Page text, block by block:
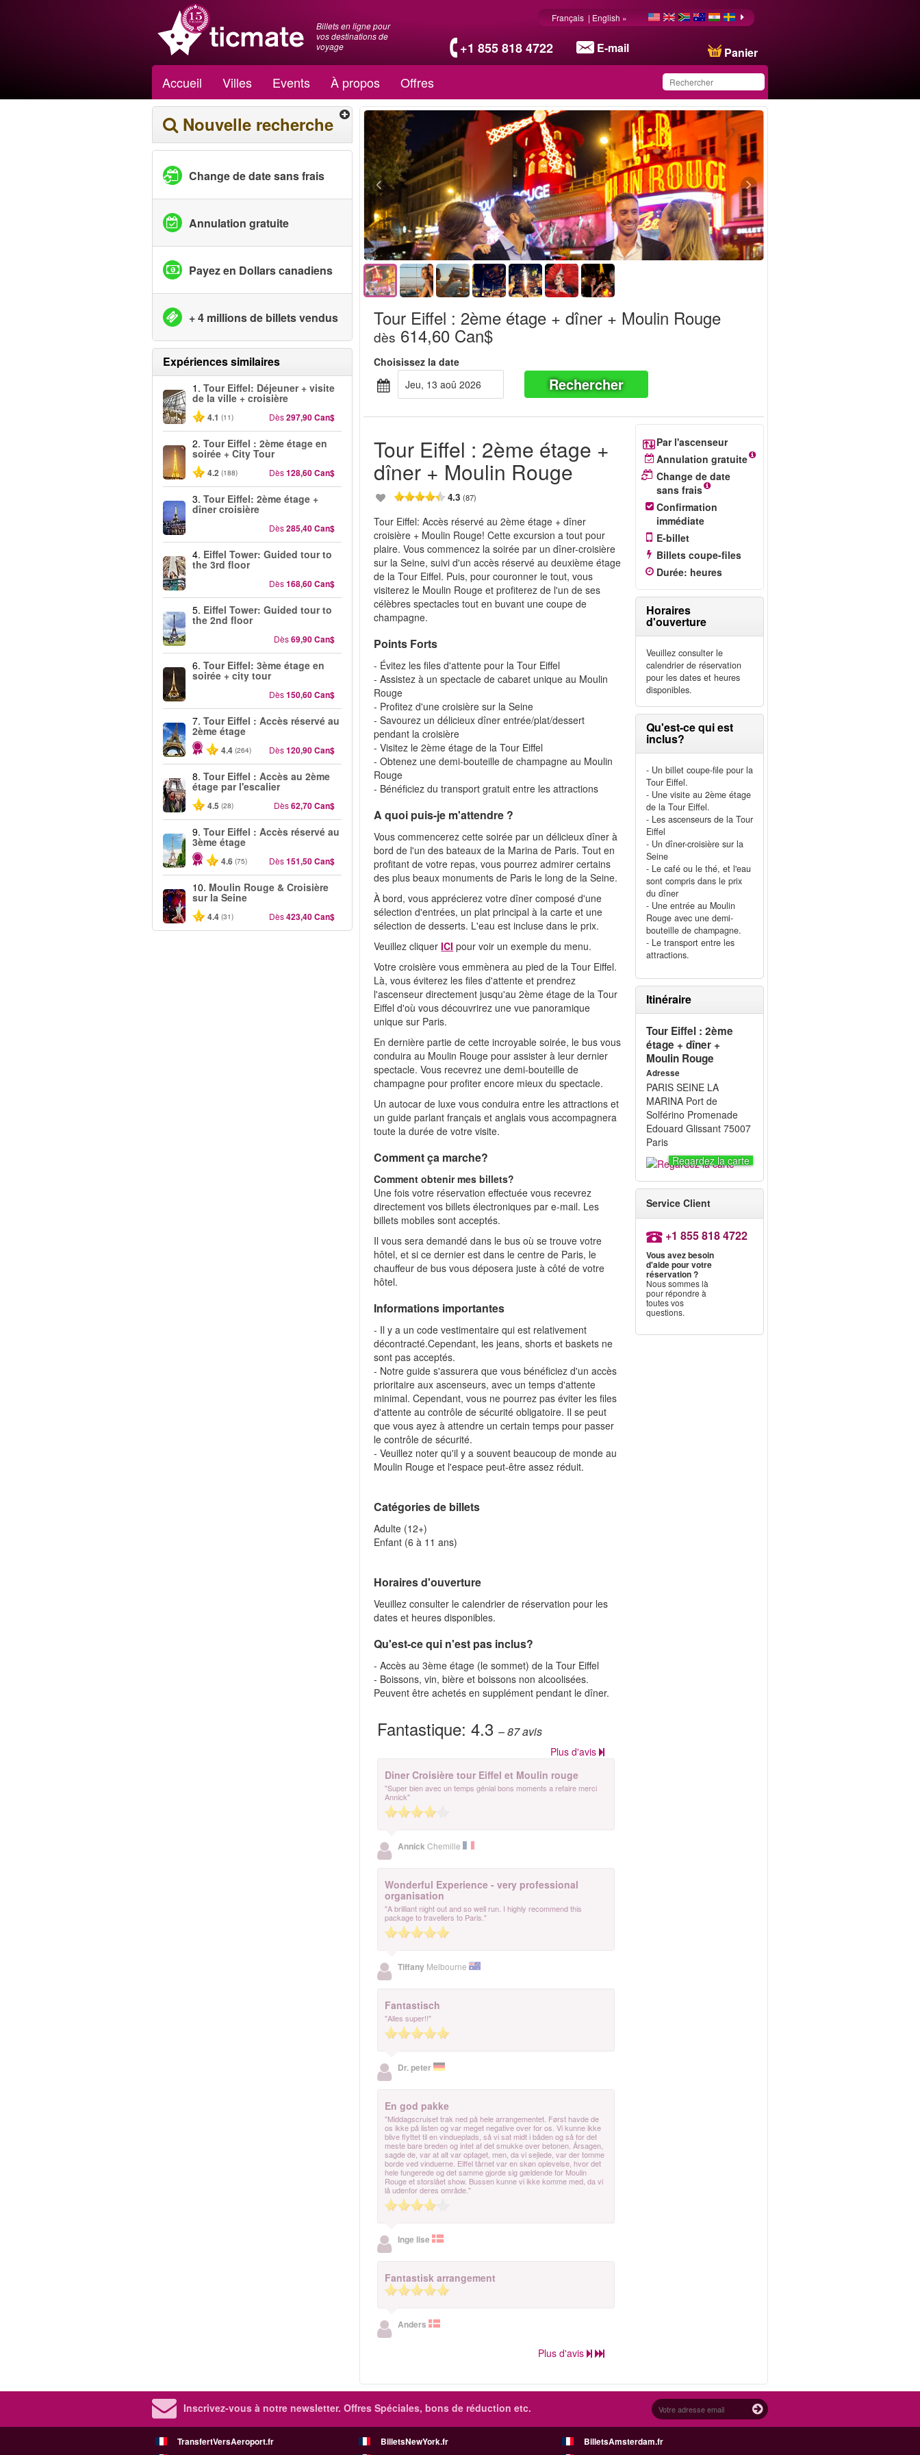
Billets en ligne pour
vos destinations de
voyage
+1 855 818 4722 E-mail Panier
Français | English »
Accueil Villes Events À propos Offres
Ce produit a été
sauvegardé dans votre
liste.
Nouvelle recherche
Change de date sans frais
Annulation gratuite
Payez en Dollars canadiens
+ 4 millions de billets vendus
Expériences similaires
1. Tour Eiffel: Déjeuner + visite
de la ville + croisière
4.1 (11) Dès297,90 Can$
2. Tour Eiffel : 2ème étage en
soirée + City Tour
4.2 (188) Dès128,60 Can$
3. Tour Eiffel: 2ème étage +
dîner croisière
Dès285,40 Can$
4. Eiffel Tower: Guided tour to
the 3rd floor
Dès168,60 Can$
5. Eiffel Tower: Guided tour to
the 2nd floor
Dès69,90 Can$
6. Tour Eiffel: 3ème étage en
soirée + city tour
Dès150,60 Can$
7. Tour Eiffel : Accès réservé au
2ème étage
4.4 (264) Dès120,90 Can$
8. Tour Eiffel : Accès au 2ème
étage par l'escalier
4.5 (28) Dès62,70 Can$
9. Tour Eiffel : Accès réservé au
3ème étage
4.6 (75) Dès151,50 Can$
10. Moulin Rouge & Croisière
sur la Seine
4.4 (31) Dès423,40 Can$
Tour Eiffel : 2ème étage + dîner + Moulin Rouge
dès 614,60 Can$
Choisissez la date
jeu, 13 aoû 2026
Rechercher
Tour Eiffel : 2ème étage +
dîner + Moulin Rouge
4.3(87)
Tour Eiffel: Accès réservé au 2ème étage + dîner
croisière + Moulin Rouge! Cette excursion a tout pour
plaire. Vous commencez la soirée par un dîner-croisière
sur la Seine, suivi d'un accès réservé au deuxième étage
de la Tour Eiffel. Puis, pour couronner le tout, vous
visiterez le Moulin Rouge et profiterez de l'un de ses
célèbres spectacles tout en buvant une coupe de
champagne.
Points Forts
- Évitez les files d'attente pour la Tour Eiffel
- Assistez à un spectacle de cabaret unique au Moulin
Rouge
- Profitez d'une croisière sur la Seine
- Savourez un délicieux dîner entrée/plat/dessert
pendant la croisière
- Visitez le 2ème étage de la Tour Eiffel
- Obtenez une demi-bouteille de champagne au Moulin
Rouge
- Bénéficiez du transport gratuit entre les attractions
A quoi puis-je m'attendre ?
Vous commencerez cette soirée par un délicieux dîner à
bord de l'un des bateaux de la Marina de Paris. Tout en
profitant de votre repas, vous pourrez admirer certains
des plus beaux monuments de Paris le long de la Seine.
À bord, vous apprécierez votre dîner composé d'une
sélection d'entrées, un plat principal à la carte et une
sélection de desserts. L'eau est incluse dans le prix.
Veuillez cliquerICI pour voir un exemple du menu.
Votre croisière vous emmènera au pied de la Tour Eiffel.
Là, vous éviterez les files d'attente et prendrez
l'ascenseur directement jusqu'au 2ème étage de la Tour
Eiffel d'où vous découvrirez une vue panoramique
unique sur Paris.
En dernière partie de cette incroyable soirée, le bus vous
conduira au Moulin Rouge pour assister à leur dernier
spectacle. Vous recevrez une demi-bouteille de
champagne pour profiter encore mieux du spectacle.
Un autocar de luxe vous conduira entre les attractions et
un guide parlant français et anglais vous accompagnera
toute la durée de votre visite.
Comment ça marche?
Comment obtenir mes billets?
Une fois votre réservation effectuée vous recevrez
directement vos billets électroniques par e-mail. Les
billets mobiles sont acceptés.
Il vous sera demandé dans le bus où se trouve votre
hôtel, et si ce dernier est dans le centre de Paris, le
chauffeur de bus vous déposera juste à côté de votre
hôtel.
Informations importantes
- Il y a un code vestimentaire qui est relativement
décontracté.Cependant, les jeans, shorts et baskets ne
sont pas acceptés.
- Notre guide s'assurera que vous bénéficiez d'un accès
prioritaire aux ascenseurs, avec un temps d'attente
minimal. Cependant, vous ne pourrez pas éviter les files
d'attente au contrôle de sécurité obligatoire. Il se peut
que vous ayez à attendre un certain temps pour passer
le contrôle de sécurité.
- Veuillez noter qu'il y a souvent beaucoup de monde au
Moulin Rouge et l'espace peut-être assez réduit.
Catégories de billets
Adulte (12+)
Enfant (6 à 11 ans)
Horaires d'ouverture
Veuillez consulter le calendrier de réservation pour les
dates et heures disponibles.
Qu'est-ce qui n'est pas inclus?
- Accès au 3ème étage (le sommet) de la Tour Eiffel
- Boissons, vin, bière et boissons non alcoolisées.
Peuvent être achetés en supplément pendant le dîner.
Fantastique:4.3– 87avis
Plus d'avis
Diner Croisière tour Eiffel et Moulin rouge
"Super bien avec un temps génial bons moments a refaire merci
Annick"
AnnickChemille
Wonderful Experience - very professional
organisation
"A brilliant night out and so well run. I highly recommend this
package to travellers to Paris."
Tiffany Melbourne
Fantastisch
"Alles super!!"
Dr. peter
En god pakke
"Middagscruiset trak ned på hele arrangementet. Først havde de
os ikke på listen og var meget negative over for os. Vi kunne ikke
blive flyttet til en vindueplads, så vi sat midt i båden og så for det
meste bare breden og intet af det smukke over betonen. Årsagen,
sagde de, var at alt var optaget, men, da vi sejlede, var der tomme
borde ved vinduerne. Eiffel tårnet var en skøn oplevelse, hvor det
hele fungerede og det samme gjorde sig gældende for Moulin
Rouge et storslået show. Bussen kunne vi ikke komme med, da vi
lå udenfor deres område."
Inge lise
Fantastisk arrangement
Anders
Plus d'avis
Par l'ascenseur
Annulation gratuite
Change de date
sans frais
Confirmation
immédiate
E-billet
Billets coupe-files
Durée: heures
Horaires
d'ouverture
Veuillez consulter le
calendrier de réservation
pour les dates et heures
disponibles.
Qu'est-ce qui est
inclus?
- Un billet coupe-file pour la
Tour Eiffel.
- Une visite au 2ème étage
de la Tour Eiffel.
- Les ascenseurs de la Tour
Eiffel
- Un dîner-croisière sur la
Seine
- Le café ou le thé, et l'eau
sont compris dans le prix
du dîner
- Une entrée au Moulin
Rouge avec une demi-
bouteille de champagne.
- Le transport entre les
attractions.
Itinéraire
Tour Eiffel : 2ème
étage + dîner +
Moulin Rouge
Adresse
PARIS SEINE LA
MARINA Port de
Solférino Promenade
Edouard Glissant 75007
Paris
Regardez la carte
Service Client
+1 855 818 4722
Vous avez besoin
d'aide pour votre
réservation ?
Nous sommes là
pour répondre à
toutes vos
questions.
Inscrivez-vous à notre newsletter. Offres Spéciales, bons de réduction etc.
TransfertVersAeroport.fr BilletsNewYork.fr
BilletsAmsterdam.fr